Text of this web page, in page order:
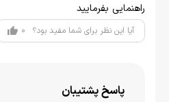
راهنمایی بفرمایید
آیا این نظر برای شما مفید بود؟ 0
پاسخ پشتیبان